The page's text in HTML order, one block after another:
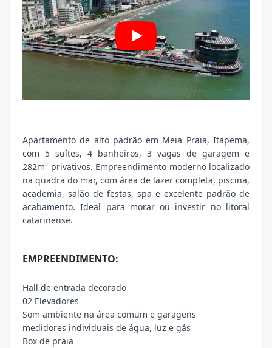
Apartamento de alto padrão em Meia Praia, Itapema,
com 5 suítes, 4 banheiros, 3 vagas de garagem e
282m² privativos. Empreendimento moderno localizado
na quadra do mar, com área de lazer completa, piscina,
academia, salão de festas, spa e excelente padrão de
acabamento. Ideal para morar ou investir no litoral
catarinense.
EMPREENDIMENTO:
Hall de entrada decorado
02 Elevadores
Som ambiente na área comum e garagens
medidores individuais de água, luz e gás
Box de praia